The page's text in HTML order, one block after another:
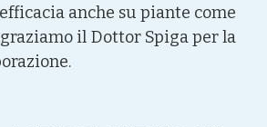
anche su piante come
il Dottor Spiga per la